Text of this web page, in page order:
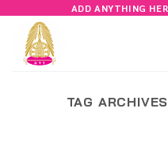
content
ADD ANYTHING
TAG